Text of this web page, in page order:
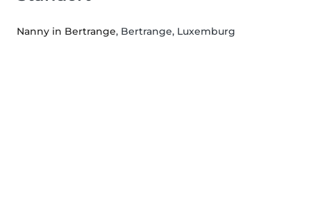
Nanny in Bertrange, Bertrange, Luxemburg